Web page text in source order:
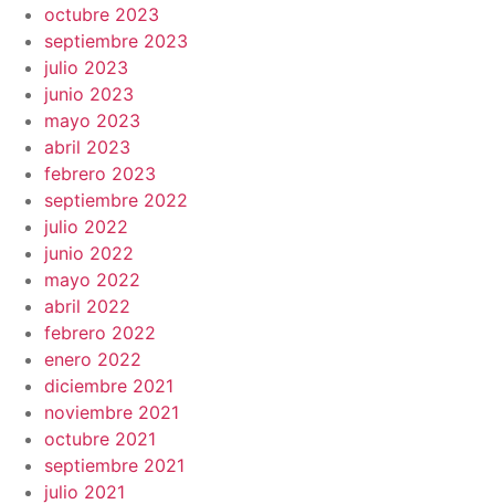
octubre 2023
septiembre 2023
julio 2023
junio 2023
mayo 2023
abril 2023
febrero 2023
septiembre 2022
julio 2022
junio 2022
mayo 2022
abril 2022
febrero 2022
enero 2022
diciembre 2021
noviembre 2021
octubre 2021
septiembre 2021
julio 2021